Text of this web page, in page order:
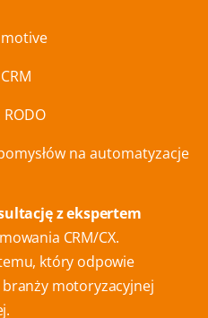
na automatyzacje
z ekspertem
CRM/CX.
który odpowie
motoryzacyjnej